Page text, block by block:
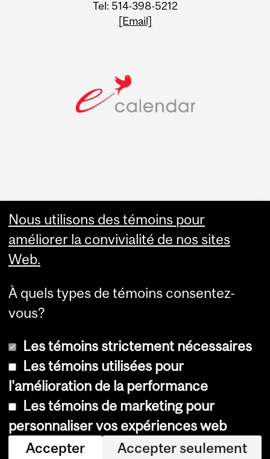
Tel: 514-398-5212
[Email]
Faculty Links
Contact
© Université McGill, 2026
Accessibilité
Avis sur les témoins
Nous utilisons des témoins pour
améliorer la convivialité de nos sites
Web.
À quels types de témoins consentez-
vous?
Les témoins strictement nécessaires
Les témoins utilisées pour
l'amélioration de la performance
Les témoins de marketing pour
personnaliser vos expériences web
Accepter
Accepter seulement